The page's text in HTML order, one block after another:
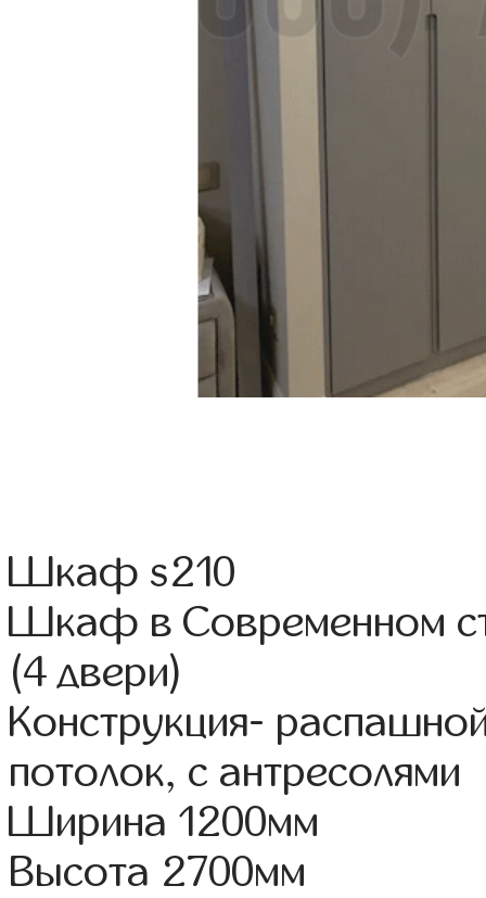
Шкаф s210
Шкаф в Современном
(4 двери)
Конструкция-
потолок, с антресолями
Ширина 1200мм
Высота 2700мм